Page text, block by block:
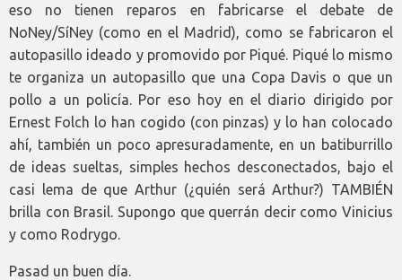
eso no tienen reparos en fabricarse el debate de
NoNey/SíNey (como en el Madrid), como se fabricaron el
autopasillo ideado y promovido por Piqué. Piqué lo mismo
te organiza un autopasillo que una Copa Davis o que un
pollo a un policía. Por eso hoy en el diario dirigido por
Ernest Folch lo han cogido (con pinzas) y lo han colocado
ahí, también un poco apresuradamente, en un batiburrillo
de ideas sueltas, simples hechos desconectados, bajo el
casi lema de que Arthur (¿quién será Arthur?) TAMBIÉN
brilla con Brasil. Supongo que querrán decir como Vinicius
y como Rodrygo.
Pasad un buen día.